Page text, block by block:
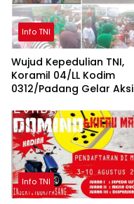
Info TNI
Wujud Kepedulian TNI,
Koramil 04/LL Kodim
0312/Padang Gelar Aksi
Masyarakat
Info TNI